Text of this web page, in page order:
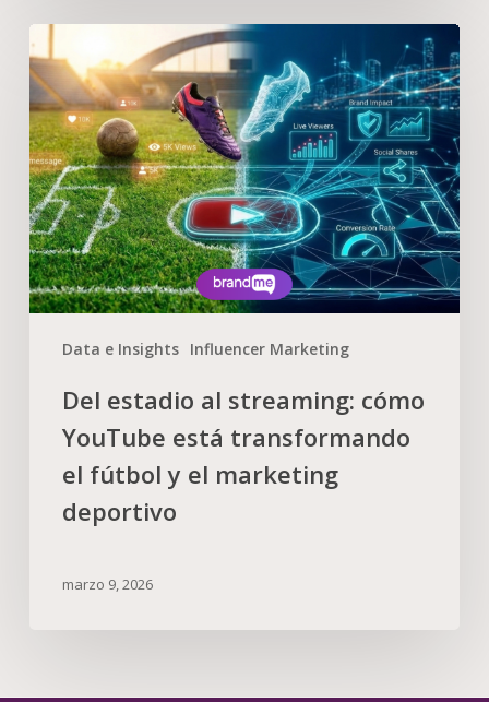
Data e Insights Influencer Marketing
Del estadio al streaming: cómo
YouTube está transformando
el fútbol y el marketing
deportivo
marzo 9, 2026